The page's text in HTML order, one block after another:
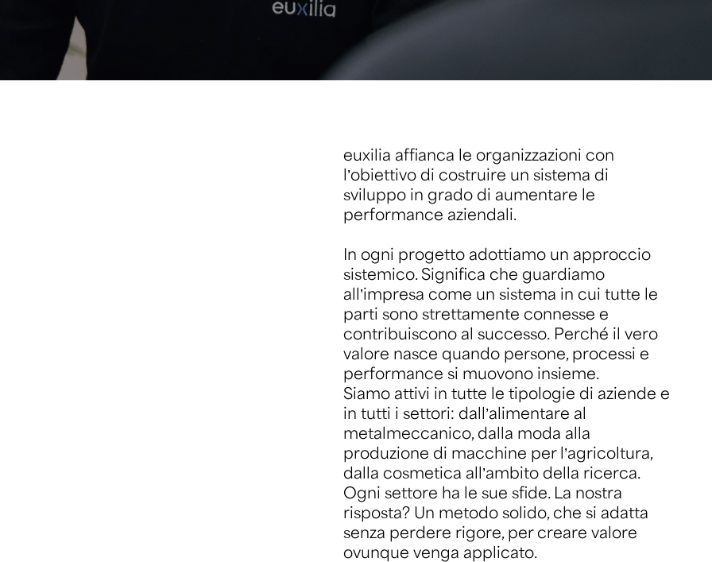
euxilia affianca le organizzazioni con
l’obiettivo di costruire un sistema di
sviluppo in grado di aumentare le
performance aziendali.
In ogni progetto adottiamo un approccio
sistemico. Significa che guardiamo
all’impresa come un sistema in cui tutte le
parti sono strettamente connesse e
contribuiscono al successo. Perché il vero
valore nasce quando persone, processi e
performance si muovono insieme.
Siamo attivi in tutte le tipologie di aziende e
in tutti i settori: dall’alimentare al
metalmeccanico, dalla moda alla
produzione di macchine per l’agricoltura,
dalla cosmetica all’ambito della ricerca.
Ogni settore ha le sue sfide. La nostra
risposta? Un metodo solido, che si adatta
senza perdere rigore, per creare valore
ovunque venga applicato.